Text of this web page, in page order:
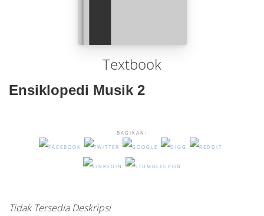
Textbook
Ensiklopedi Musik 2
BAGIKAN:
Tidak Tersedia Deskripsi